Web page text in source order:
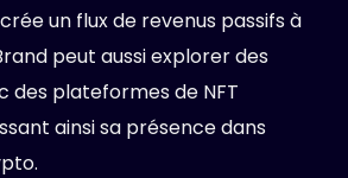
un flux de revenus passifs à
peut aussi explorer des
des plateformes de NFT
ainsi sa présence dans